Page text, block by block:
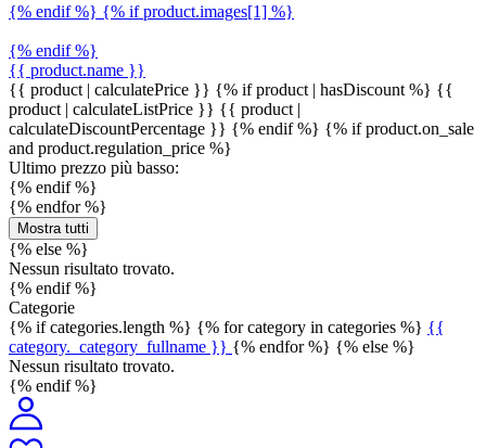
{% endif %} {% if product.images[1] %}
{% endif %}
{{ product.name }}
{{ product | calculatePrice }} {% if product | hasDiscount %} {{
product | calculateListPrice }} {{ product |
calculateDiscountPercentage }} {% endif %} {% if product.on_sale
and product.regulation_price %}
Ultimo prezzo più basso:
{% endif %}
{% endfor %}
Mostra tutti
{% else %}
Nessun risultato trovato.
{% endif %}
Categorie
{% if categories.length %} {% for category in categories %} {{
category._category_fullname }} {% endfor %} {% else %}
Nessun risultato trovato.
{% endif %}